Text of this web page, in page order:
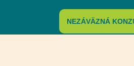
NEZÁVÄZNÁ